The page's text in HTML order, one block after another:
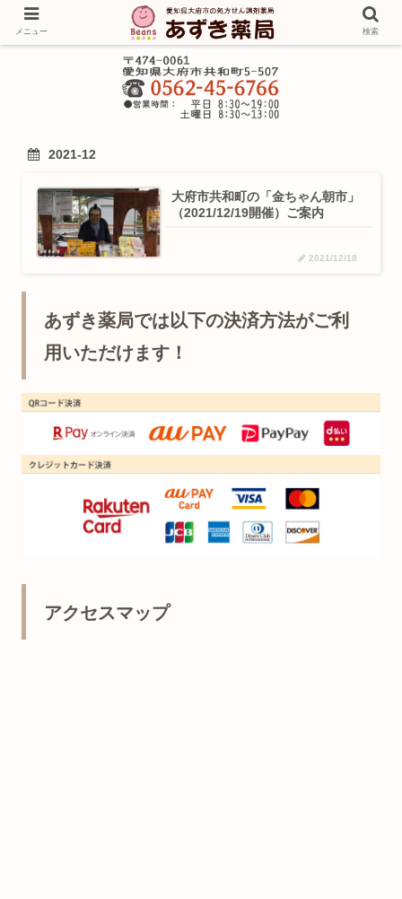
2021-12
大府市共和町の「金ちゃん朝市」
（2021/12/19開催）ご案内
2021/12/18
あずき薬局では以下の決済方法がご利
用いただけます！
アクセスマップ
メニュー 検索